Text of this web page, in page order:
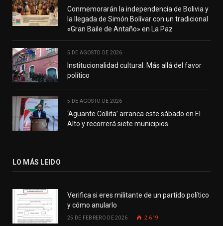
Conmemorarán la independencia de Bolivia y
la llegada de Simón Bolívar con un tradicional
«Gran Baile de Antaño» en La Paz
5 DE AGOSTO DE 2026
Institucionalidad cultural: Más allá del favor
político
5 DE AGOSTO DE 2026
‘Aguante Collita’ arranca este sábado en El
Alto y recorrerá siete municipios
LO MÁS LEIDO
Verifica si eres militante de un partido político
y cómo anularlo
25 DE FEBRERO DE 2026 2.619